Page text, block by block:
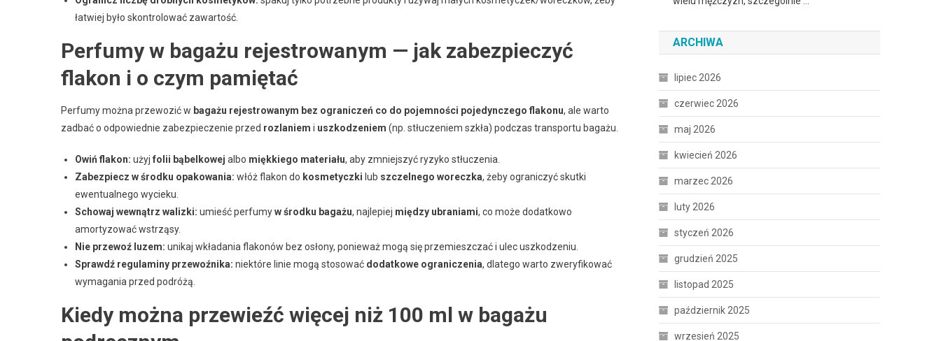
łatwiej było skontrolować zawartość.
Perfumy w bagażu rejestrowanym — jak zabezpieczyć
flakon i o czym pamiętać
Perfumy można przewozić w bagażu rejestrowanym bez ograniczeń co do pojemności pojedynczego flakonu, ale warto
zadbać o odpowiednie zabezpieczenie przed rozlaniem i uszkodzeniem (np. stłuczeniem szkła) podczas transportu bagażu.
Owiń flakon: użyj folii bąbelkowej albo miękkiego materiału, aby zmniejszyć ryzyko stłuczenia.
Zabezpiecz w środku opakowania: włóż flakon do kosmetyczki lub szczelnego woreczka, żeby ograniczyć skutki
ewentualnego wycieku.
Schowaj wewnątrz walizki: umieść perfumyw środku bagażu, najlepiej między ubraniami, co może dodatkowo
amortyzować wstrząsy.
Nie przewoź luzem: unikaj wkładania flakonów bez osłony, ponieważ mogą się przemieszczać i ulec uszkodzeniu.
Sprawdź regulaminy przewoźnika: niektóre linie mogą stosować dodatkowe ograniczenia, dlatego warto zweryfikować
wymagania przed podróżą.
Kiedy można przewieźć więcej niż 100 ml w bagażu
ARCHIWA
lipiec 2026
czerwiec 2026
maj 2026
kwiecień 2026
marzec 2026
luty 2026
styczeń 2026
grudzień 2025
listopad 2025
październik 2025
wrzesień 2025